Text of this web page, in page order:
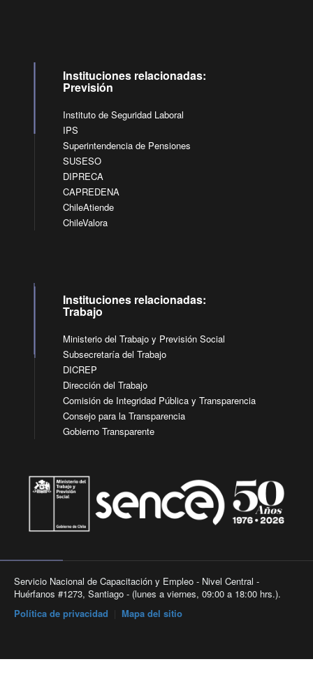
Instituciones relacionadas:
Previsión
Instituto de Seguridad Laboral
IPS
Superintendencia de Pensiones
SUSESO
DIPRECA
CAPREDENA
ChileAtiende
ChileValora
Instituciones relacionadas:
Trabajo
Ministerio del Trabajo y Previsión Social
Subsecretaría del Trabajo
DICREP
Dirección del Trabajo
Comisión de Integridad Pública y Transparencia
Consejo para la Transparencia
Gobierno Transparente
Servicio Nacional de Capacitación y Empleo - Nivel Central -
Huérfanos #1273, Santiago - (lunes a viernes, 09:00 a 18:00 hrs.).
Política de privacidad
Mapa del sitio